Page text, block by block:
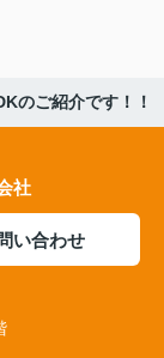
のご紹介です！！
社
い合わせ